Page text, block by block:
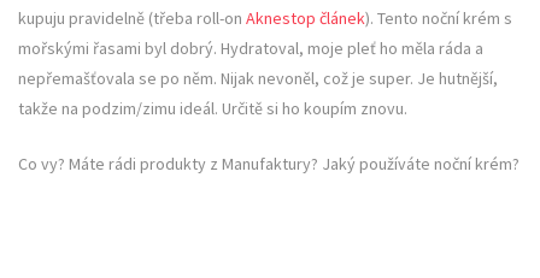
kupuju pravidelně (třeba roll-on Aknestop článek). Tento noční krém s
mořskými řasami byl dobrý. Hydratoval, moje pleť ho měla ráda a
nepřemašťovala se po něm. Nijak nevoněl, což je super. Je hutnější,
takže na podzim/zimu ideál. Určitě si ho koupím znovu.
Co vy? Máte rádi produkty z Manufaktury? Jaký používáte noční krém?